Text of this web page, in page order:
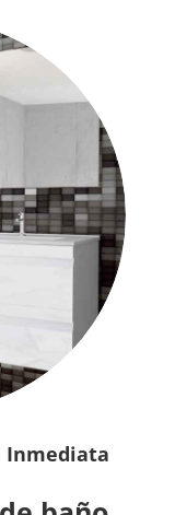
Inmediata